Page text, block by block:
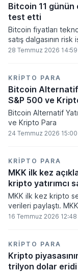
seviyesine ulaştı.
Bitcoin 11
test etti
Bitcoin fiyatları
satış dalgasının risk
11 günün en düşük
28 Temmuz 2026 14:59
KRIPTO PARA
Bitcoin Alternatif
S&P 500 ve
Bitcoin Alternatif
ve Kripto Para
24 Temmuz 2026 15:00
KRIPTO PARA
MKK ilk kez
kripto yatırımcı
MKK ilk kez kripto
verileri paylaştı.
platformlarda
olarak belirlendi.
16 Temmuz 2026 12:48
KRIPTO PARA
Kripto
trilyon dolar eridi